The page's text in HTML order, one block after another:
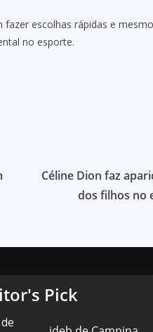
escolhas rápidas e
no esporte.
Céline Dion faz
dos filhos no
Pick